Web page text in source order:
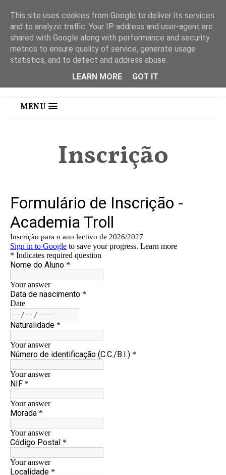
MENU
Inscrição
This site uses cookies from Google to deliver its services
and to analyze traffic. Your IP address and user-agent are
shared with Google along with performance and security
metrics to ensure quality of service, generate usage
statistics, and to detect and address abuse.
LEARN MORE
GOT IT